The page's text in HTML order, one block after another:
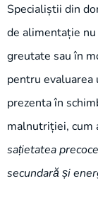
Specialiștii din
de alimentație
greutate sau în
pentru
prezenta în
malnutriției, cum
sațietatea
secundară și